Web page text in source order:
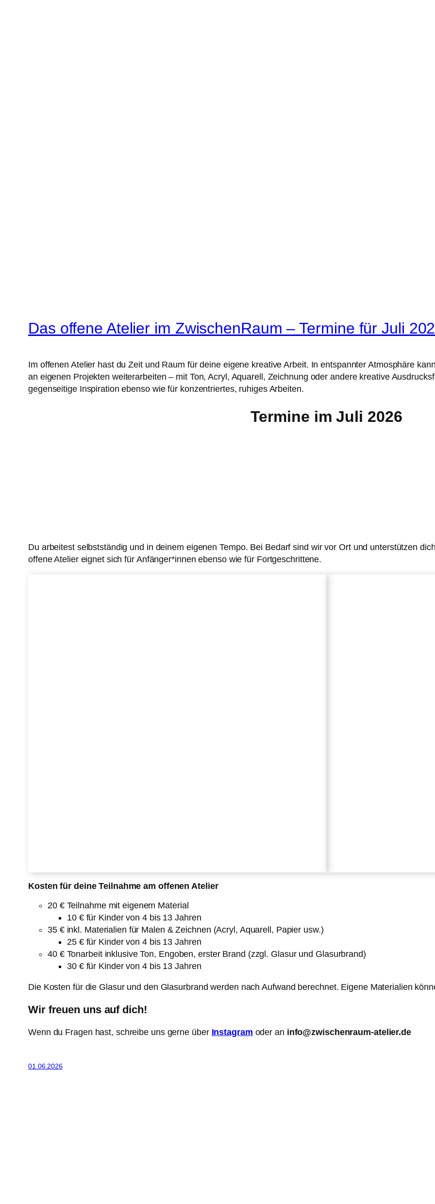
Das offene Atelier im ZwischenRaum – Termine für Juli
Im offenen Atelier hast du Zeit und Raum für deine eigene kreative Arbeit. In entspannter Atmosphäre
an eigenen Projekten weiterarbeiten – mit Ton, Acryl, Aquarell, Zeichnung oder andere kreative
gegenseitige Inspiration ebenso wie für konzentriertes, ruhiges Arbeiten.
Termine im Juli 2026
Du arbeitest selbstständig und in deinem eigenen Tempo. Bei Bedarf sind wir vor Ort und unterstützen
offene Atelier eignet sich für Anfänger*innen ebenso wie für Fortgeschrittene.
Kosten für deine Teilnahme am offenen Atelier
20 € Teilnahme mit eigenem Material
10 € für Kinder von 4 bis 13 Jahren
35 € inkl. Materialien für Malen & Zeichnen (Acryl, Aquarell, Papier usw.)
25 € für Kinder von 4 bis 13 Jahren
40 € Tonarbeit inklusive Ton, Engoben, erster Brand (zzgl. Glasur und Glasurbrand)
30 € für Kinder von 4 bis 13 Jahren
Die Kosten für die Glasur und den Glasurbrand werden nach Aufwand berechnet. Eigene Materialien
Wir freuen uns auf dich!
Wenn du Fragen hast, schreibe uns gerne über Instagram oder an info@zwischenraum-atelier.de
01.06.2026